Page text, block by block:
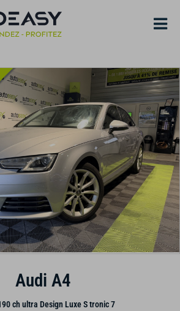
Audi A4
ch ultra Design Luxe S tronic 7